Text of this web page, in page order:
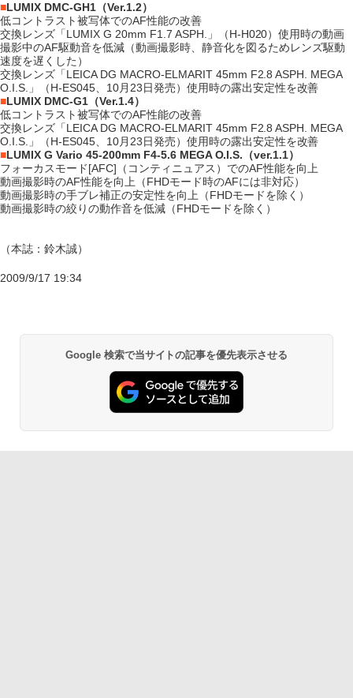
■LUMIX DMC-GH1（Ver.1.2）
低コントラスト被写体でのAF性能の改善
交換レンズ「LUMIX G 20mm F1.7 ASPH.」（H-H020）使用時の動画
撮影中のAF駆動音を低減（動画撮影時、静音化を図るためレンズ駆動
速度を遅くした）
交換レンズ「LEICA DG MACRO-ELMARIT 45mm F2.8 ASPH. MEGA
O.I.S.」（H-ES045、10月23日発売）使用時の露出安定性を改善
■LUMIX DMC-G1（Ver.1.4）
低コントラスト被写体でのAF性能の改善
交換レンズ「LEICA DG MACRO-ELMARIT 45mm F2.8 ASPH. MEGA
O.I.S.」（H-ES045、10月23日発売）使用時の露出安定性を改善
■LUMIX G Vario 45-200mm F4-5.6 MEGA O.I.S.（ver.1.1）
フォーカスモード[AFC]（コンティニュアス）でのAF性能を向上
動画撮影時のAF性能を向上（FHDモード時のAFには非対応）
動画撮影時の手ブレ補正の安定性を向上（FHDモードを除く）
動画撮影時の絞りの動作音を低減（FHDモードを除く）
（本誌：鈴木誠）
2009/9/17 19:34
Google 検索で当サイトの記事を優先表示させる